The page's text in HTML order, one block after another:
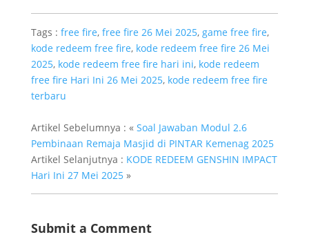
Tags : free fire, free fire 26 Mei 2025, game free fire,
kode redeem free fire, kode redeem free fire 26 Mei
2025, kode redeem free fire hari ini, kode redeem
free fire Hari Ini 26 Mei 2025, kode redeem free fire
terbaru
Artikel Sebelumnya : « Soal Jawaban Modul 2.6
Pembinaan Remaja Masjid di PINTAR Kemenag 2025
Artikel Selanjutnya : KODE REDEEM GENSHIN IMPACT
Hari Ini 27 Mei 2025»
Submit a Comment